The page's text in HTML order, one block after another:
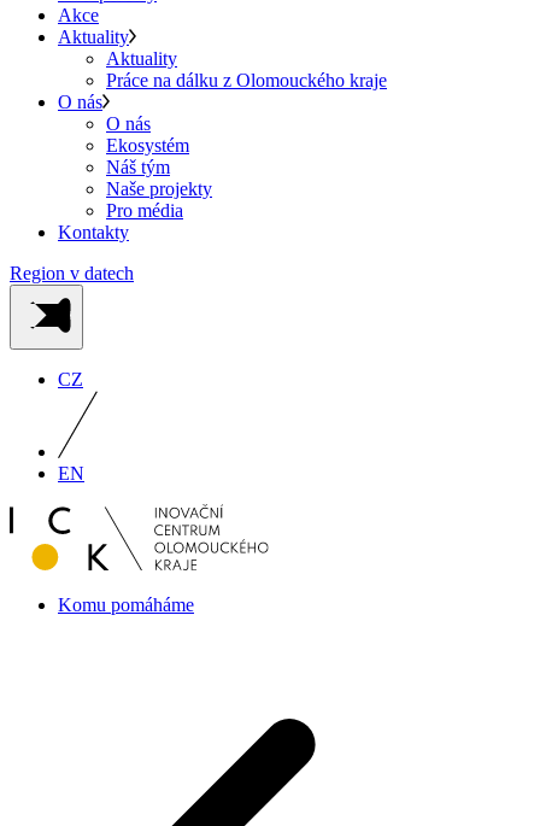
Akce
Aktuality
Aktuality
Práce na dálku z Olomouckého kraje
O nás
O nás
Ekosystém
Náš tým
Naše projekty
Pro média
Kontakty
Region v datech
CZ
EN
Komu pomáháme